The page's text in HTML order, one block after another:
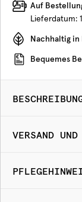
Auf
Lieferdatum:
Nachhaltig
Bequemes
VERSAND UND